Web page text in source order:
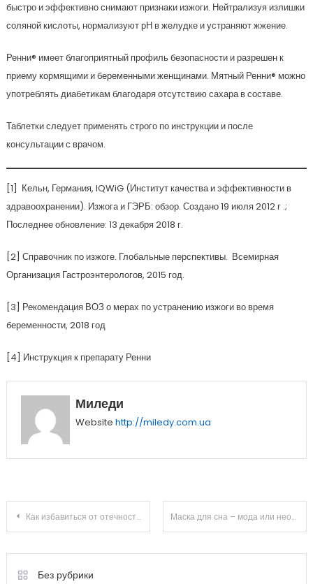
быстро и эффективно снимают признаки изжоги. Нейтрализуя излишки
соляной кислоты, нормализуют рН в желудке и устраняют жжение.
Ренни® имеет благоприятный профиль безопасности и разрешен к
приему кормящими и беременными женщинами. Мятный Ренни® можно
употреблять диабетикам благодаря отсутствию сахара в составе.
Таблетки следует применять строго по инструкции и после
консультации с врачом.
[1] Кельн, Германия, IQWiG (Институт качества и эффективности в
здравоохранении). Изжога и ГЭРБ: обзор. Создано 19 июля 2012 г .;
Последнее обновление: 13 декабря 2018 г.
[2] Справочник по изжоге. Глобальные перспективы. Всемирная
Организация Гастроэнтерологов, 2015 год.
[3] Рекомендация ВОЗ о мерах по устранению изжоги во время
беременности, 2018 год
[4] Инструкция к препарату Ренни
Миледи
Website http://miledy.com.ua
Навігація
Как избавиться от отечности? Маска для сна – мода или необходимость
Без рубрики